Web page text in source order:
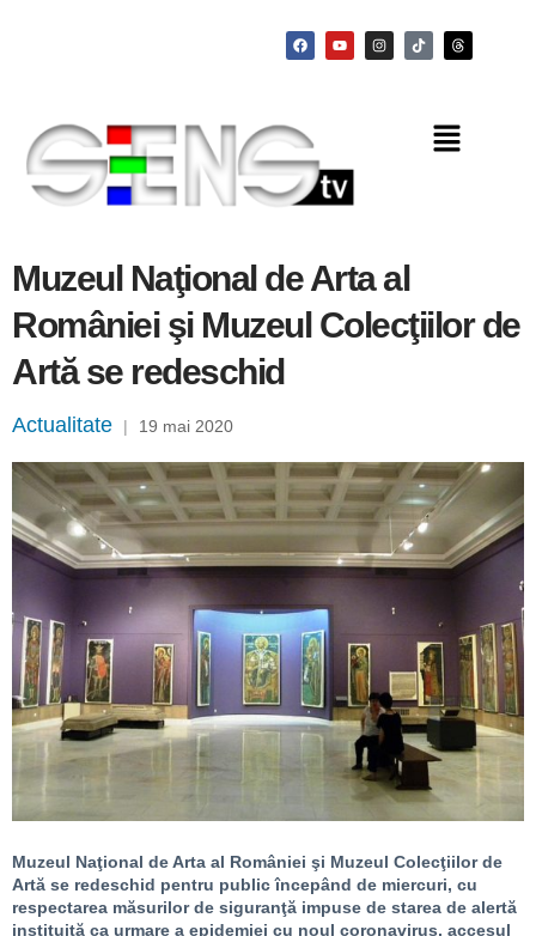
Muzeul Naţional de Arta al
României şi Muzeul Colecţiilor de
Artă se redeschid
Actualitate | 19 mai 2020
Muzeul Naţional de Arta al României şi Muzeul Colecţiilor de
Artă se redeschid pentru public începând de miercuri, cu
respectarea măsurilor de siguranţă impuse de starea de alertă
instituită ca urmare a epidemiei cu noul coronavirus, accesul